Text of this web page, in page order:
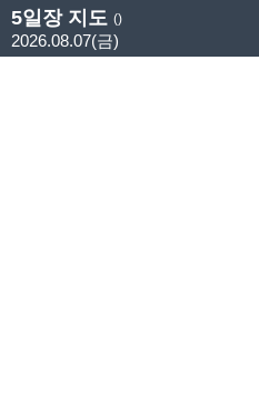
5일장 지도 ()
2026.08.07(금)